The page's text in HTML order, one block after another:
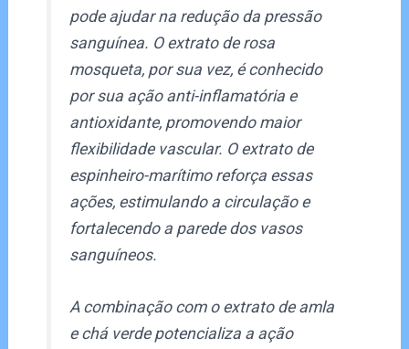
pode ajudar na redução da pressão
sanguínea. O extrato de rosa
mosqueta, por sua vez, é conhecido
por sua ação anti-inflamatória e
antioxidante, promovendo maior
flexibilidade vascular. O extrato de
espinheiro-marítimo reforça essas
ações, estimulando a circulação e
fortalecendo a parede dos vasos
sanguíneos.
A combinação com o extrato de amla
e chá verde potencializa a ação